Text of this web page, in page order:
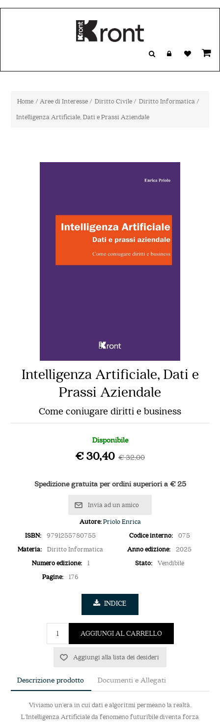
Home / Aree di Interesse / Diritto Civile / Diritto Informatica /
Intelligenza Artificiale, Dati e Prassi Aziendale
Intelligenza Artificiale, Dati e
Prassi Aziendale
Come coniugare diritti e business
Disponibile
€ 30,40 € 32,00
Spedizione gratuita per ordini superiori a € 25
Invia ad un amico
Autore: Priolo Enrica
ISBN:
9791255780755 Codice interno:
075
Materia:
Diritto Informatica Anno edizione:
2025
Numero edizione:
1 Stato:
Vendibile
Pagine:
176
INDICE
AGGIUNGI AL CARRELLO
Aggiungi alla lista dei desideri
Descrizione prodotto Documenti e Allegati
Viviamo un'era in cui dati e algoritmi permeano la realtà.
L'Intelligenza Artificiale da fenomeno futuribile diventa forza